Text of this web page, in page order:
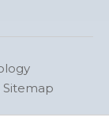
Sitemap